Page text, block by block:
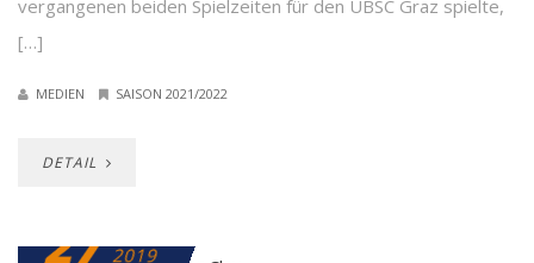
vergangenen beiden Spielzeiten für den UBSC Graz spielte,
[…]
MEDIEN SAISON 2021/2022
DETAIL
27 2019